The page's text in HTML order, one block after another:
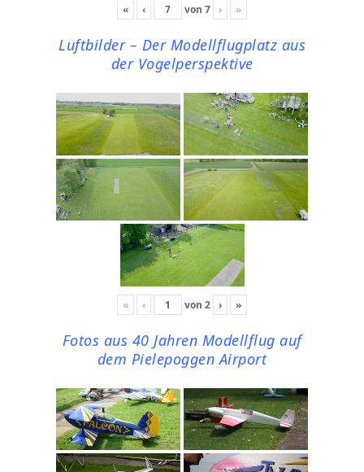
« ‹ von 7 › »
Luftbilder – Der Modellflugplatz aus
der Vogelperspektive
« ‹ von 2 › »
Fotos aus 40 Jahren Modellflug auf
dem Pielepoggen Airport